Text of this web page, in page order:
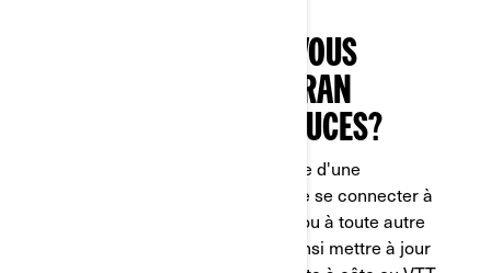
POURQUOI DEVRIEZ-VOUS
METTRE À JOUR L'ÉCRAN
TACTILE DE 10,25 POUCES?
dispose d'une
connectivité Wi-Fi qui permet de se connecter à
votre réseau Wi-Fi domestique ou à toute autre
connexion Internet sans fil et ainsi mettre à jour